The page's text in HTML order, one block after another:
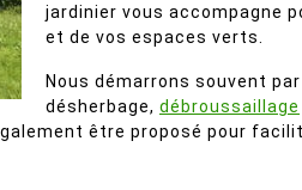
jardinier vous accompagne
et de vos espaces verts.
Nous démarrons souvent
désherbage, débroussaillage
être proposé pour